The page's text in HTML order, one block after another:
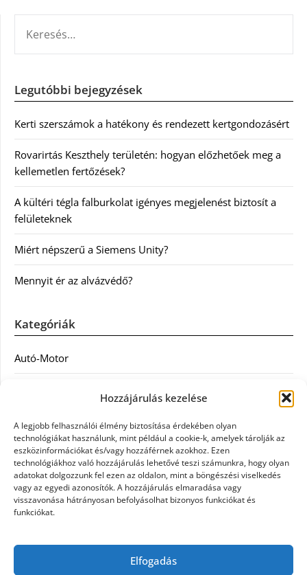
Hozzájárulás kezelése
A legjobb felhasználói élmény biztosítása érdekében olyan
technológiákat használunk, mint például a cookie-k, amelyek tárolják az
eszközinformációkat és/vagy hozzáférnek azokhoz. Ezen
technológiákhoz való hozzájárulás lehetővé teszi számunkra, hogy olyan
adatokat dolgozzunk fel ezen az oldalon, mint a böngészési viselkedés
vagy az egyedi azonosítók. A hozzájárulás elmaradása vagy
visszavonása hátrányosan befolyásolhat bizonyos funkciókat és
funkciókat.
Elfogadás
Legutóbbi bejegyzések
Kerti szerszámok a hatékony és rendezett kertgondozásért
Rovarirtás Keszthely területén: hogyan előzhetőek meg a
kellemetlen fertőzések?
A kültéri tégla falburkolat igényes megjelenést biztosít a
felületeknek
Miért népszerű a Siemens Unity?
Mennyit ér az alvázvédő?
Kategóriák
Autó-Motor
Egészség
Egyéb
Étel
Szolgáltatás
Vásárlás